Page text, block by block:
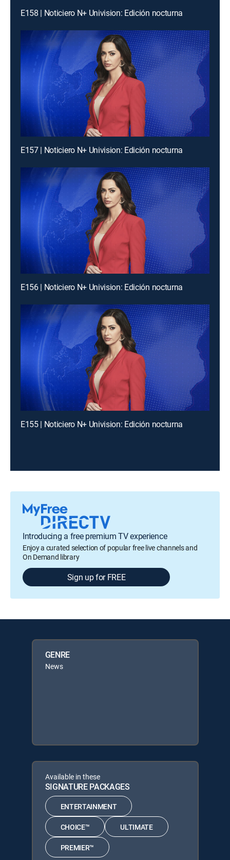
E158 | Noticiero N+ Univision: Edición nocturna
E157 | Noticiero N+ Univision: Edición nocturna
E156 | Noticiero N+ Univision: Edición nocturna
E155 | Noticiero N+ Univision: Edición nocturna
Introducing a free premium TV experience
Enjoy a curated selection of popular free live channels and
On Demand library
Sign up for FREE
GENRE
News
Available in these
SIGNATURE PACKAGES
ENTERTAINMENT
CHOICE™ ULTIMATE
PREMIER™